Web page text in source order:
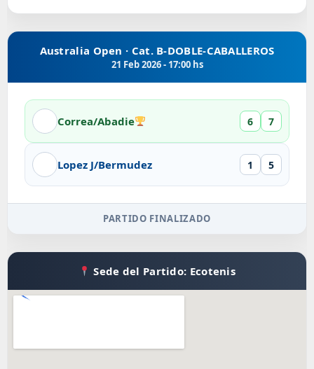
Australia Open · Cat. B-DOBLE-CABALLEROS
21 Feb 2026 - 17:00 hs
Correa/Abadie 6 7
Lopez J/Bermudez 1 5
PARTIDO FINALIZADO
Sede del Partido: Ecotenis